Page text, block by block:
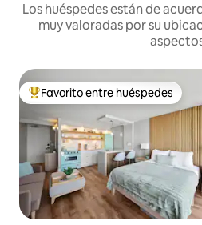
Los huéspedes están de
muy valoradas por su
Favorito entre huéspedes
Favorito entre huéspedes